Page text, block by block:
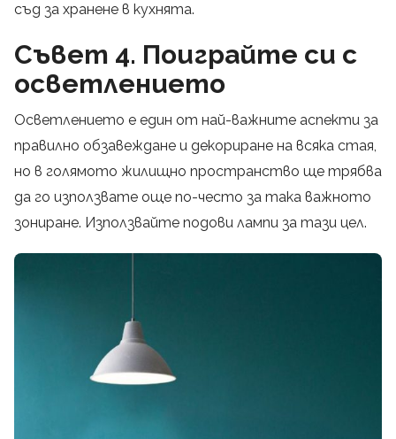
съд за хранене в кухнята.
Съвет 4. Поиграйте си с
осветлението
Осветлението е един от най-важните аспекти за
правилно обзавеждане и декориране на всяка стая,
но в голямото жилищно пространство ще трябва
да го използвате още по-често за така важното
зониране. Използвайте подови лампи за тази цел.